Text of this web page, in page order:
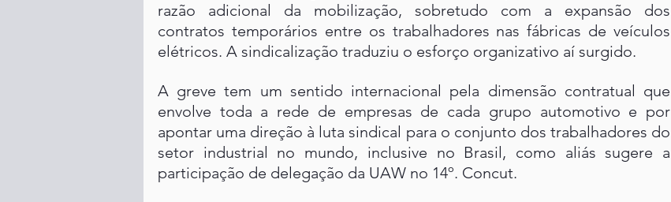
razão adicional da mobilização, sobretudo com a expansão dos
contratos temporários entre os trabalhadores nas fábricas de veículos
elétricos. A sindicalização traduziu o esforço organizativo aí surgido.
A greve tem um sentido internacional pela dimensão contratual que
envolve toda a rede de empresas de cada grupo automotivo e por
apontar uma direção à luta sindical para o conjunto dos trabalhadores do
setor industrial no mundo, inclusive no Brasil, como aliás sugere a
participação de delegação da UAW no 14º. Concut.